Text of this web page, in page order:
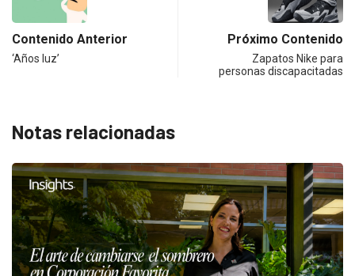
Contenido Anterior
‘Años luz’
Próximo Contenido
Zapatos Nike para
personas discapacitadas
Notas relacionadas